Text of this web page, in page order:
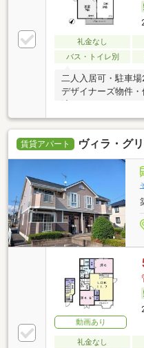
礼金なし
バス・トイレ別
二人入居可・駐車場
デザイナーズ物件・
賃貸アパート ヴィラ・グ
動画あり
礼金なし